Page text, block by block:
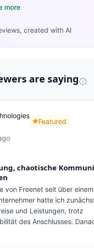
more
created with AI
are saying
Featured
chaotische
von Freenet seit über
hatte ich
und Leistungen, trotz
des Anschlusses.